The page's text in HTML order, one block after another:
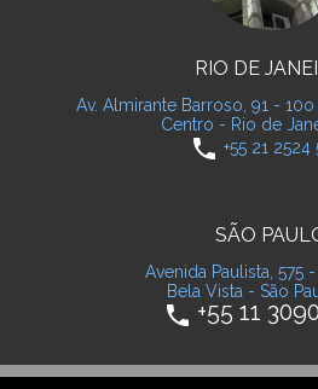
RIO DE
Av. Almirante Barroso, 91 -
Centro - Rio de
phone +55 21 2524
SÃO
Avenida Paulista, 575
Bela Vista - São
phone +55 11